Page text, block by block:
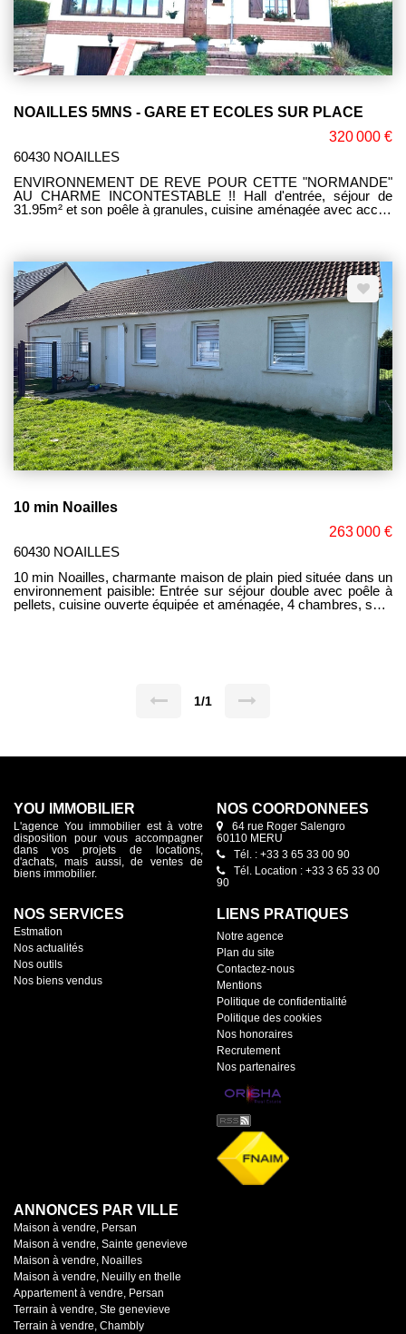
NOAILLES 5MNS - GARE ET ECOLES SUR PLACE
320 000 €
60430 NOAILLES
ENVIRONNEMENT DE REVE POUR CETTE "NORMANDE"
AU CHARME INCONTESTABLE !! Hall d'entrée, séjour de
31.95m² et son poêle à granules, cuisine aménagée avec accès
Terrasse et chalet de Jardin, bassin aquatique, le tout édifié sur
1912M² de terrain clos. Mme Corinne LEFEVRE (E.I) RSAC
980.775.340 COMPIEGNE. Tél. 06.47.93.23.64.
10 min Noailles
263 000 €
60430 NOAILLES
10 min Noailles, charmante maison de plain pied située dans un
environnement paisible: Entrée sur séjour double avec poêle à
pellets, cuisine ouverte équipée et aménagée, 4 chambres, salle
1/1
YOU IMMOBILIER
L'agence You immobilier est à votre
disposition pour vous accompagner
dans vos projets de locations,
d'achats, mais aussi, de ventes de
biens immobilier.
NOS COORDONNÉES
64 rue Roger Salengro
60110 MERU
Tél. : +33 3 65 33 00 90
Tél. Location : +33 3 65 33 00
90
NOS SERVICES
Estmation
Nos actualités
Nos outils
Nos biens vendus
LIENS PRATIQUES
Notre agence
Plan du site
Contactez-nous
Mentions
Politique de confidentialité
Politique des cookies
Nos honoraires
Recrutement
Nos partenaires
ANNONCES PAR VILLE
Maison à vendre, Persan
Maison à vendre, Sainte genevieve
Maison à vendre, Noailles
Maison à vendre, Neuilly en thelle
Appartement à vendre, Persan
Terrain à vendre, Ste genevieve
Terrain à vendre, Chambly